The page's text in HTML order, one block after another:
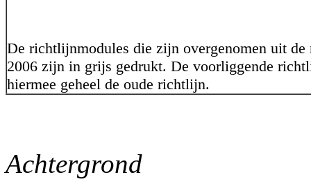
De richtlijnmodules die zijn overgenomen uit
2006 zijn in grijs gedrukt. De voorliggende
hiermee geheel de oude richtlijn.
Achtergrond